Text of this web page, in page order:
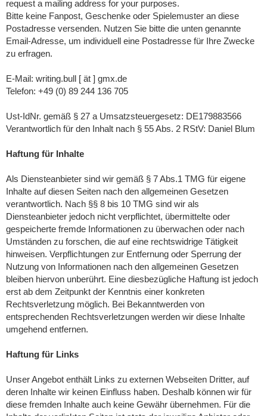
request a mailing address for your purposes.
Bitte keine Fanpost, Geschenke oder Spielemuster an diese
Postadresse versenden. Nutzen Sie bitte die unten genannte
Email-Adresse, um individuell eine Postadresse für Ihre Zwecke
zu erfragen.
E-Mail: writing.bull [ ät ] gmx.de
Telefon: +49 (0) 89 244 136 705
Ust-IdNr. gemäß § 27 a Umsatzsteuergesetz: DE179883566
Verantwortlich für den Inhalt nach § 55 Abs. 2 RStV: Daniel Blum
Haftung für Inhalte
Als Diensteanbieter sind wir gemäß § 7 Abs.1 TMG für eigene
Inhalte auf diesen Seiten nach den allgemeinen Gesetzen
verantwortlich. Nach §§ 8 bis 10 TMG sind wir als
Diensteanbieter jedoch nicht verpflichtet, übermittelte oder
gespeicherte fremde Informationen zu überwachen oder nach
Umständen zu forschen, die auf eine rechtswidrige Tätigkeit
hinweisen. Verpflichtungen zur Entfernung oder Sperrung der
Nutzung von Informationen nach den allgemeinen Gesetzen
bleiben hiervon unberührt. Eine diesbezügliche Haftung ist jedoch
erst ab dem Zeitpunkt der Kenntnis einer konkreten
Rechtsverletzung möglich. Bei Bekanntwerden von
entsprechenden Rechtsverletzungen werden wir diese Inhalte
umgehend entfernen.
Haftung für Links
Unser Angebot enthält Links zu externen Webseiten Dritter, auf
deren Inhalte wir keinen Einfluss haben. Deshalb können wir für
diese fremden Inhalte auch keine Gewähr übernehmen. Für die